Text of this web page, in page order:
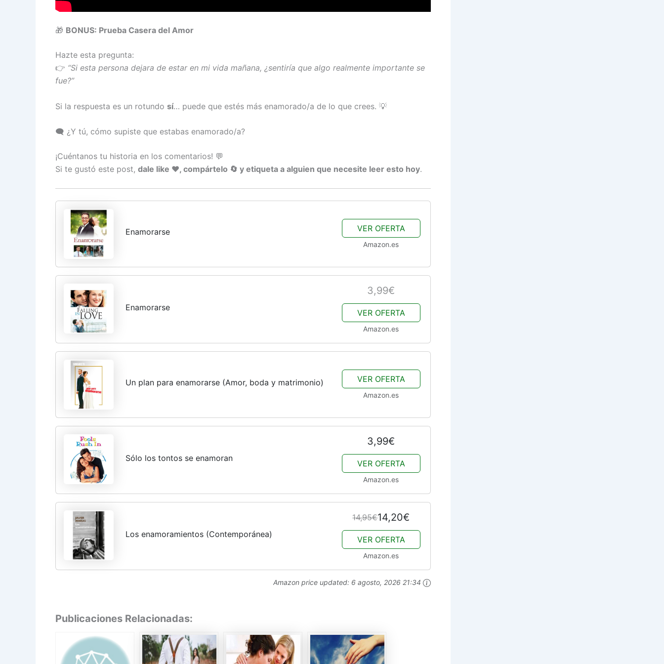
🎁 BONUS: Prueba Casera del Amor
Hazte esta pregunta:
👉 “Si esta persona dejara de estar en mi vida mañana, ¿sentiría que algo realmente importante se
fue?”
Si la respuesta es un rotundo sí… puede que estés más enamorado/a de lo que crees. 💡
🗨️ ¿Y tú, cómo supiste que estabas enamorado/a?
¡Cuéntanos tu historia en los comentarios! 💬
Si te gustó este post, dale like ❤️, compártelo 🔄 y etiqueta a alguien que necesite leer esto hoy.
Enamorarse VER OFERTA
Amazon.es
Enamorarse
3,99€
VER OFERTA
Amazon.es
Un plan para enamorarse (Amor, boda y matrimonio) VER OFERTA
Amazon.es
Sólo los tontos se enamoran
3,99€
VER OFERTA
Amazon.es
Los enamoramientos (Contemporánea)
14,95€14,20€
VER OFERTA
Amazon.es
Amazon price updated: 6 agosto, 2026 21:34
Publicaciones Relacionadas: